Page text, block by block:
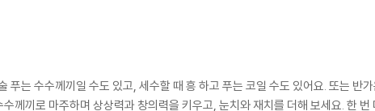
푸는 수수께끼일 수도 있고, 세수할 때 흥 하고 푸는 코일 수도 있어요. 또는 반
께끼로 마주하며 상상력과 창의력을 키우고, 눈치와 재치를 더해 보세요. 한